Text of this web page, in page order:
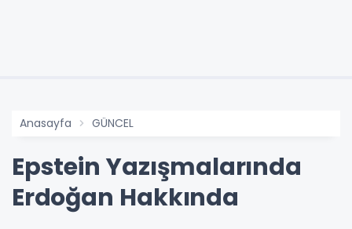
Anasayfa GÜNCEL
Epstein Yazışmalarında
Erdoğan Hakkında